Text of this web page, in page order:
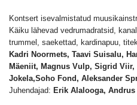
Kontsert isevalmistatud
Käiku lähevad vedrumadratsid,
trummel, saekettad, kardinapuu,
Kadri Noormets, Taavi Suisalu,
Mäeniit, Magnus Vulp, Sigrid Viir,
Jokela,Soho Fond, Aleksander
Juhendajad: Erik Alalooga, Andrus